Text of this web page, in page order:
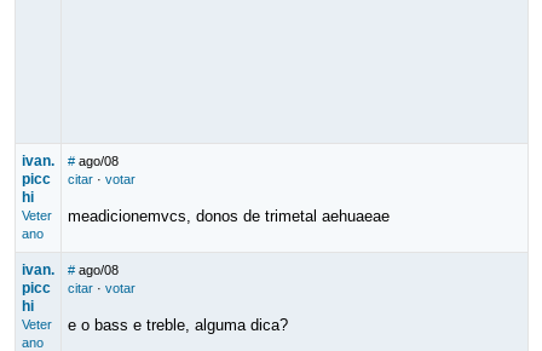
ivan.
picc
hi
Veter
ano
# ago/08
citar· votar
meadicionemvcs, donos de trimetal aehuaeae
ivan.
picc
hi
Veter
ano
# ago/08
citar· votar
e o bass e treble, alguma dica?